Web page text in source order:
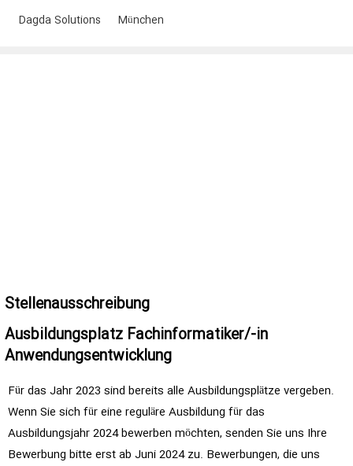
Dagda Solutions München
Stellenausschreibung
Ausbildungsplatz Fachinformatiker/-in
Anwendungsentwicklung
Für das Jahr 2023 sind bereits alle Ausbildungsplätze vergeben.
Wenn Sie sich für eine reguläre Ausbildung für das
Ausbildungsjahr 2024 bewerben möchten, senden Sie uns Ihre
Bewerbung bitte erst ab Juni 2024 zu. Bewerbungen, die uns